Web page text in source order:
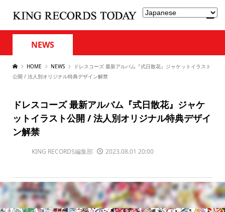
NEWS
HOME NEWS
ドレスコーズ 最新アルバム『式日散花』ジャケットイラスト
公開 / 法人別オリジナル特典デザイン解禁
ドレスコーズ 最新アルバム『式日散花』ジャケ
ットイラスト公開 / 法人別オリジナル特典デザイ
ン解禁
KING RECORDS編集部 2023.08.01 20:00